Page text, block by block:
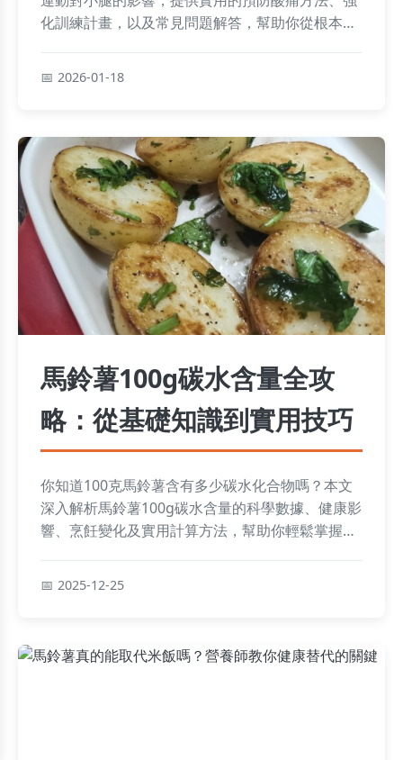
化訓練計畫，以及常見問題解答，幫助你從根本解
2026-01-18
馬鈴薯100g碳水含量全攻
略：從基礎知識到實用技巧
你知道100克馬鈴薯含有多少碳水化合物嗎？本文
深入解析馬鈴薯100g碳水含量的科學數據、健康影
響、烹飪變化及實用計算方法，幫助你輕鬆掌握飲
2025-12-25